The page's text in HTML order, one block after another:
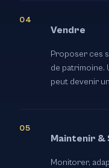
Vendre
Proposer ces
de patrimoine.
peut devenir
Maintenir &
Monitorer,